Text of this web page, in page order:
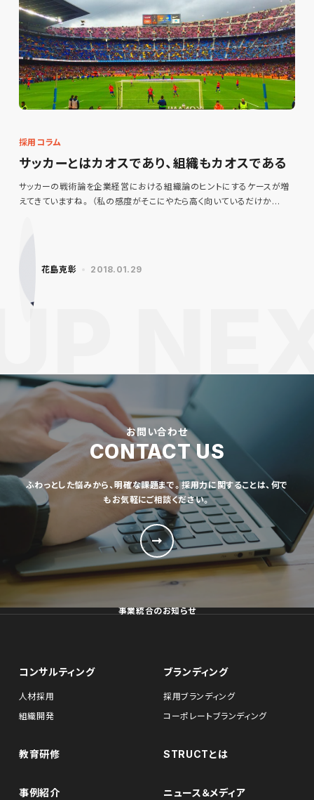
採用コラム
サッカーとはカオスであり、組織もカオスである
サッカーの戦術論を企業経営における組織論のヒントにするケースが増
えてきていますね。 （私の感度がそこにやたら高く向いているだけか…
花島克彰 2018.01.29
お問い合わせ
CONTACT US
ふわっとした悩みから、明確な課題まで。採用力に関することは、何で
もお気軽にご相談ください。
事業統合のお知らせ
コンサルティング
人材採用
組織開発
ブランディング
採用ブランディング
コーポレートブランディング
教育研修 STRUCTとは
事例紹介 ニュース＆メディア